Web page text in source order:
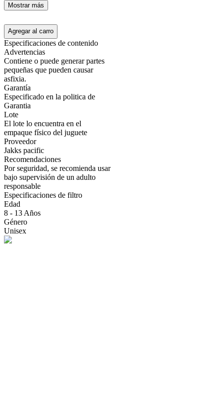
Mostrar más
Agregar al carro
Especificaciones de contenido
Advertencias
Contiene o puede generar partes
pequeñas que pueden causar
asfixia.
Garantía
Especificado en la politica de
Garantia
Lote
El lote lo encuentra en el
empaque físico del juguete
Proveedor
Jakks pacific
Recomendaciones
Por seguridad, se recomienda usar
bajo supervisión de un adulto
responsable
Especificaciones de filtro
Edad
8 - 13 Años
Género
Unisex